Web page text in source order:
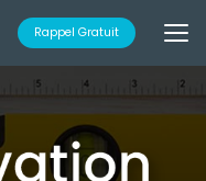
Rappel Gratuit